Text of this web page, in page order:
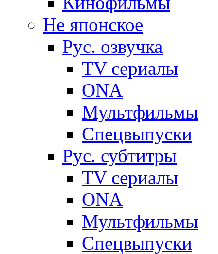
Не японское
Рус. озвучка
TV сериалы
ONA
Мультфильмы
Спецвыпуски
Рус. субтитры
TV сериалы
ONA
Мультфильмы
Спецвыпуски